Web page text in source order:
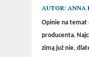
AUTOR: ANNA
Opinie na temat
producenta.
zimą już nie,